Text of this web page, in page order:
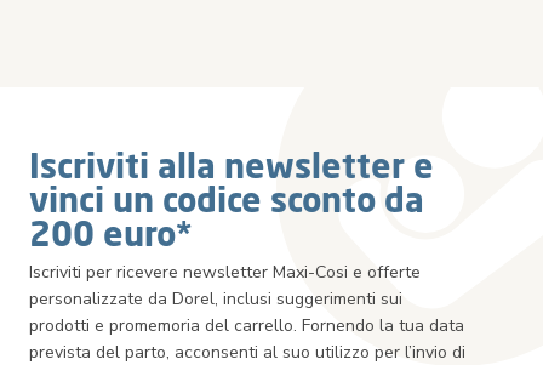
Iscriviti alla newsletter e
vinci un codice sconto da
200 euro*
Iscriviti per ricevere newsletter Maxi-Cosi e offerte
personalizzate da Dorel, inclusi suggerimenti sui
prodotti e promemoria del carrello. Fornendo la tua data
prevista del parto, acconsenti al suo utilizzo per l’invio di